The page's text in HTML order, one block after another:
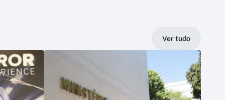
Ver tudo